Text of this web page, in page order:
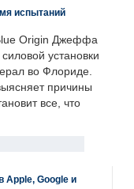
испытаний
Origin Джеффа
установки
во Флориде.
причины
все, что
Apple, Google и